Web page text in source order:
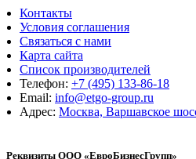
Контакты
Условия соглашения
Связаться с нами
Карта сайта
Список производителей
Телефон: +7 (495) 133-86-18
Email: info@etgo-group.ru
Адрес: Москва, Варшавское
Реквизиты ООО «ЕвроБизнесГрупп»